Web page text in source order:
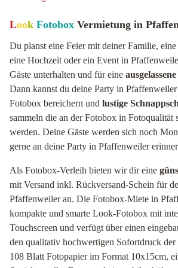
Look Fotobox Vermietung in
Du planst eine Feier mit deiner Familie, eine
eine Hochzeit oder ein Event in
Gäste unterhalten und für eine
Dann kannst du deine Party in
Fotobox bereichern und lustige
sammeln die an der Fotobox in Fotoqualität
werden. Deine Gäste werden sich noch
gerne an deine Party in Pfaffenweiler
Als Fotobox-Verleih bieten wir dir eine
mit Versand inkl. Rückversand-Schein für
Pfaffenweiler an. Die Fotobox-Miete in
kompakte und smarte Look-Fotobox mit
Touchscreen und verfügt über einen
den qualitativ hochwertigen Sofortdruck der
108 Blatt Fotopapier im Format 10x15cm,